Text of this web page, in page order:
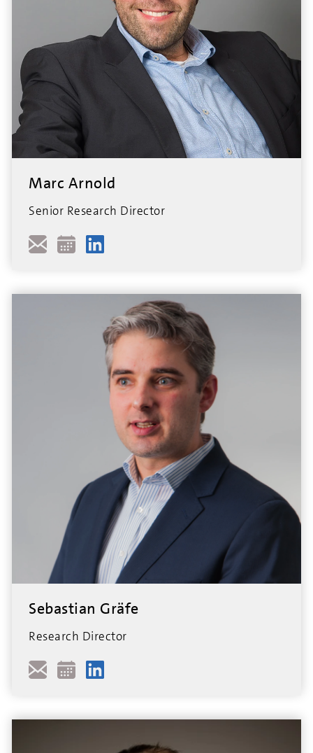
Marc Arnold
Senior Research Director
Sebastian Gräfe
Research Director